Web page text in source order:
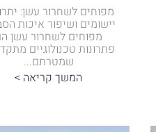
מפוחים לשחרור עשן:
יישומים ושיפור איכות
מפוחים לשחרור עשן
פתרונות טכנולוגיים
שמטרתם...
המשך קריאה >